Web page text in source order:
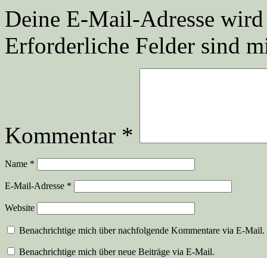
Deine E-Mail-Adresse
Erforderliche Felder sind
Kommentar *
Name *
E-Mail-Adresse *
Website
Benachrichtige mich über nachfolgende Kommentare via E-Mail.
Benachrichtige mich über neue Beiträge via E-Mail.